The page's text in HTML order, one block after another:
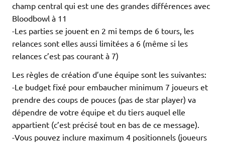
champ central qui est une des grandes différences avec
Bloodbowl à 11
-Les parties se jouent en 2 mi temps de 6 tours, les
relances sont elles aussi limitées a 6 (même si les
relances c’est pas courant à 7)
Les règles de création d’une équipe sont les suivantes:
-Le budget fixé pour embaucher minimum 7 joueurs et
prendre des coups de pouces (pas de star player) va
dépendre de votre équipe et du tiers auquel elle
appartient (c’est précisé tout en bas de ce message).
-Vous pouvez inclure maximum 4 positionnels (joueurs